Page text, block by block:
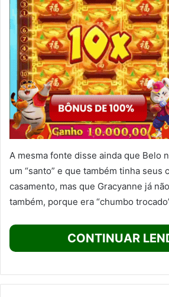
A mesma fonte disse ainda que Belo
um “santo” e que também tinha seus
casamento, mas que Gracyanne já
também, porque era “chumbo
CONTINUAR